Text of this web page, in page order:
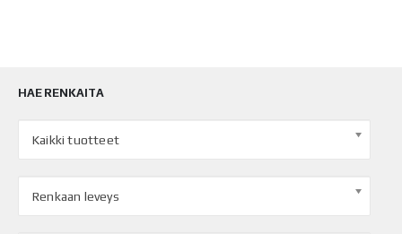
HAE RENKAITA
Kaikki tuotteet
Renkaan leveys